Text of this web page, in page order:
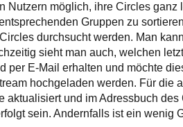
Nutzern möglich, ihre Circles
Gruppen zu
durchsucht werden. Man
sieht man auch, welchen
per E-Mail erhalten und möchte
hochgeladen werden. Für die
aktualisiert und im Adressbuch
sein. Andernfalls ist ein wenig